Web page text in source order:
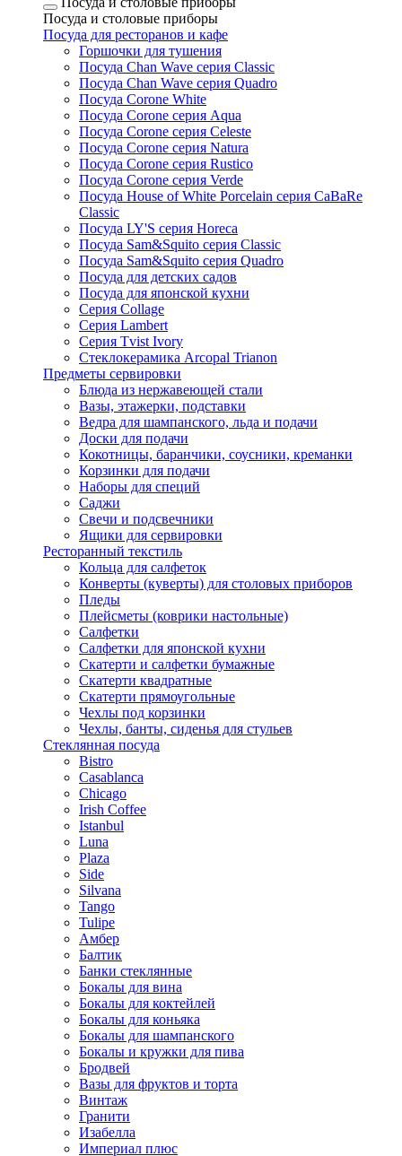
Посуда и столовые приборы
Посуда для ресторанов и кафе
Горшочки для тушения
Посуда Chan Wave серия Classic
Посуда Chan Wave серия Quadro
Посуда Corone White
Посуда Corone серия Aqua
Посуда Corone серия Celeste
Посуда Corone серия Natura
Посуда Corone серия Rustico
Посуда Corone серия Verde
Посуда House of White Porcelain серия CaBaRe
Classic
Посуда LY'S серия Horeca
Посуда Sam&Squito серия Classic
Посуда Sam&Squito серия Quadro
Посуда для детских садов
Посуда для японской кухни
Серия Collage
Серия Lambert
Серия Tvist Ivory
Стеклокерамика Arcopal Trianon
Предметы сервировки
Блюда из нержавеющей стали
Вазы, этажерки, подставки
Ведра для шампанского, льда и подачи
Доски для подачи
Кокотницы, баранчики, соусники, креманки
Корзинки для подачи
Наборы для специй
Саджи
Свечи и подсвечники
Ящики для сервировки
Ресторанный текстиль
Кольца для салфеток
Конверты (куверты) для столовых приборов
Пледы
Плейсметы (коврики настольные)
Салфетки
Салфетки для японской кухни
Скатерти и салфетки бумажные
Скатерти квадратные
Скатерти прямоугольные
Чехлы под корзинки
Чехлы, банты, сиденья для стульев
Стеклянная посуда
Bistro
Casablanca
Chicago
Irish Coffee
Istanbul
Luna
Plaza
Side
Silvana
Tango
Tulipe
Амбер
Балтик
Банки стеклянные
Бокалы для вина
Бокалы для коктейлей
Бокалы для коньяка
Бокалы для шампанского
Бокалы и кружки для пива
Бродвей
Вазы для фруктов и торта
Винтаж
Гранити
Изабелла
Империал плюс